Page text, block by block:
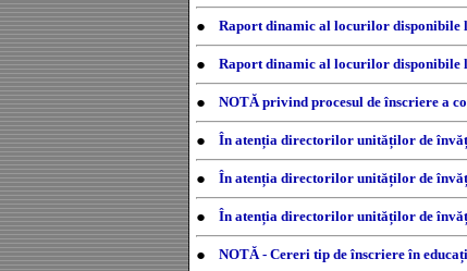
● Raport dinamic al locurilor disponibile
● Raport dinamic al locurilor disponibile
● NOTĂ privind procesul de înscriere a
● În atenția directorilor unităților de
● În atenția directorilor unităților de
● În atenția directorilor unităților de
● NOTĂ - Cereri tip de înscriere în